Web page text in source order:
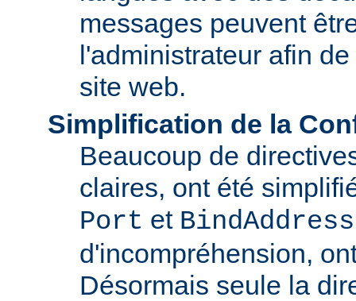
messages peuvent
l'administrateur afin
site web.
Simplification de la
Beaucoup de
claires, ont été
Port et BindAddress
d'incompréhension,
Désormais seule la